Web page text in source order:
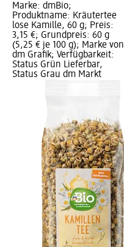
Marke: dmBio;
Produktname: Kräutertee
lose Kamille, 60 g; Preis:
3,15 €; Grundpreis: 60 g
(5,25 € je 100 g); Marke von
dm Grafik; Verfügbarkeit:
Status Grün Lieferbar,
Status Grau dm Markt